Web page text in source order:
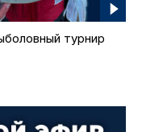
турнир